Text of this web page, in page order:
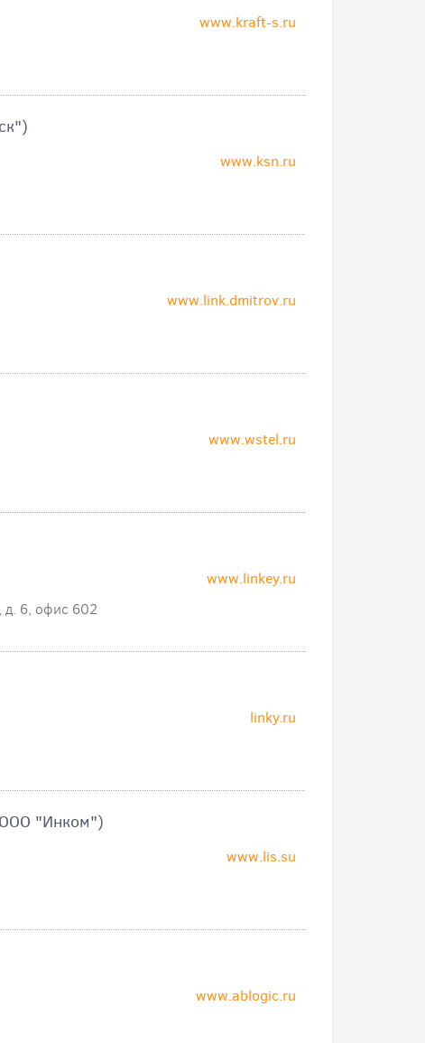
www.kraft-s.ru
www.ksn.ru
www.link.dmitrov.ru
www.wstel.ru
www.linkey.ru
д. 6, офис 602
linky.ru
"Инком")
www.lis.su
www.ablogic.ru